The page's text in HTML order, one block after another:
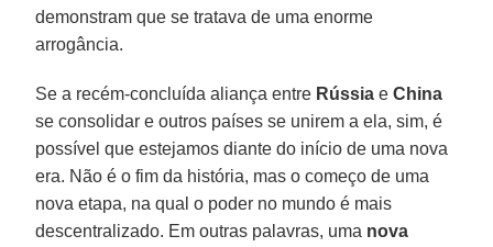
demonstram que se tratava de uma enorme
arrogância.
Se a recém-concluída aliança entre Rússia eChina
se consolidar e outros países se unirem a ela, sim, é
possível que estejamos diante do início de uma nova
era. Não é o fim da história, mas o começo de uma
nova etapa, na qual o poder no mundo é mais
descentralizado. Em outras palavras, uma nova